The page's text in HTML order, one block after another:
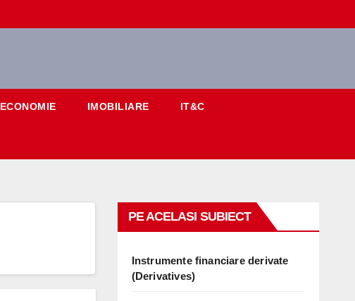
ECONOMIE IMOBILIARE IT&C
PE ACELASI SUBIECT
Instrumente financiare derivate
(Derivatives)